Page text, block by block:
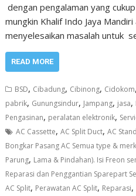
dengan pengalaman yang
mungkin Khalif Indo Jaya
menyelesaikan masalah untuk
READ MORE
BSD, Cibadung, Cibinong, Cidokom,
pabrik, Gunungsindur, Jampang, jasa,
Pengasinan, peralatan elektronik,
AC Cassette,AC Split Duct,AC
Bongkar Pasang AC Semua type &
Parung, Lama & Pindahan). Isi Freon
Reparasi dan Penggantian Sparepart
AC Split, Perawatan AC Split, Reparasi,